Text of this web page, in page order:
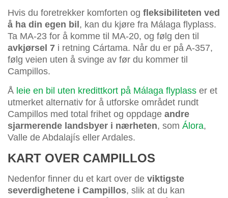
Hvis du foretrekker komforten og fleksibiliteten ved
å ha din egen bil , kan du kjøre fra Málaga flyplass.
Ta MA-23 for å komme til MA-20, og følg den til
avkjørsel 7 i retning Cártama. Når du er på A-357,
følg veien uten å svinge av før du kommer til
Campillos.
Å leie en bil uten kredittkort på Málaga flyplass er et
utmerket alternativ for å utforske området rundt
Campillos med total frihet og oppdage andre
sjarmerende landsbyer i nærheten, som Álora,
Valle de Abdalajís eller Ardales.
KART OVER CAMPILLOS
Nedenfor finner du et kart over de viktigste
severdighetene i Campillos, slik at du kan